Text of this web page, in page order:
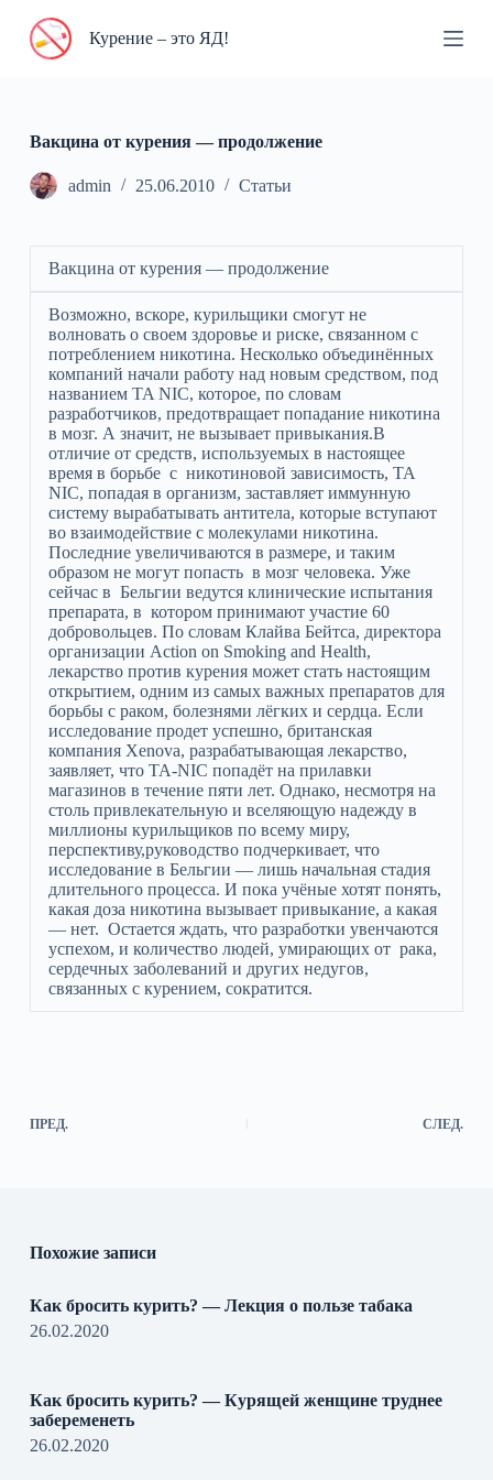
П
и
Курение – это ЯД!
Вакцина от курения — продолжение
admin 25.06.2010 Статьи
Вакцина от курения — продолжение
Возможно, вскоре, курильщики смогут не
волновать о своем здоровье и риске, связанном с
потреблением никотина. Несколько объединённых
компаний начали работу над новым средством, под
названием TA NIC, которое, по словам
разработчиков, предотвращает попадание никотина
в мозг. А значит, не вызывает привыкания.В
отличие от средств, используемых в настоящее
время в борьбе с никотиновой зависимость, TA
NIC, попадая в организм, заставляет иммунную
систему вырабатывать антитела, которые вступают
во взаимодействие с молекулами никотина.
Последние увеличиваются в размере, и таким
образом не могут попасть в мозг человека. Уже
сейчас в Бельгии ведутся клинические испытания
препарата, в котором принимают участие 60
добровольцев. По словам Клайва Бейтса, директора
организации Action on Smoking and Health,
лекарство против курения может стать настоящим
открытием, одним из самых важных препаратов для
борьбы с раком, болезнями лёгких и сердца. Если
исследование продет успешно, британская
компания Xenova, разрабатывающая лекарство,
заявляет, что TA-NIC попадёт на прилавки
магазинов в течение пяти лет. Однако, несмотря на
столь привлекательную и вселяющую надежду в
миллионы курильщиков по всему миру,
перспективу,руководство подчеркивает, что
исследование в Бельгии — лишь начальная стадия
длительного процесса. И пока учёные хотят понять,
какая доза никотина вызывает привыкание, а какая
— нет. Остается ждать, что разработки увенчаются
успехом, и количество людей, умирающих от рака,
сердечных заболеваний и других недугов,
связанных с курением, сократится.
ПРЕД. СЛЕД.
Похожие записи
Как бросить курить? — Лекция о пользе табака
26.02.2020
Как бросить курить? — Курящей женщине труднее
забеременеть
26.02.2020